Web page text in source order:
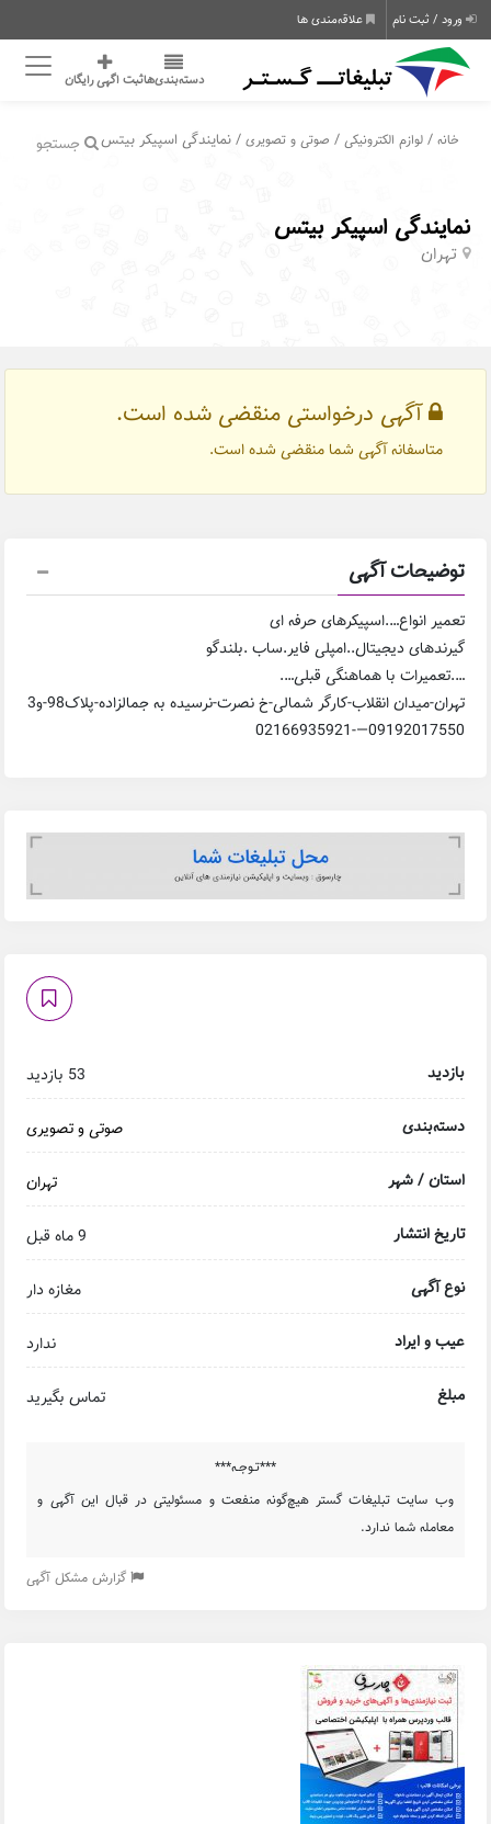
ورود / ثبت نام علاقه‌مندی ها
دسته‌بندی‌هاثبت اگهی رایگان
جستجو خانه /لوازم الکترونیکی / صوتی و تصویری / نمایندگی اسپیکر بیتس
نمایندگی اسپیکر بیتس
تهران
آگهی درخواستی منقضی شده است.
متاسفانه آگهی شما منقضی شده است.
توضیحات آگهی
تعمیر انواع….اسپیکرهای حرفه ای
گیرندهای دیجیتال..امپلی فایر.ساب .بلندگو
….‌‌تعمیرات با هماهنگی قبلی….
تهران-میدان انقلاب-کارگر شمالی-خ نصرت-نرسیده به جمالزاده-پلاک98-و3
09192017550—-02166935921
بازدید 53 بازدید
دسته‌بندی صوتی و تصویری
استان / شهر تهران
تاریخ انتشار 9 ماه قبل
نوع آگهی مغازه دار
عیب و ایراد ندارد
مبلغ تماس بگیرید
***تـوجـه***
وب سایت تبلیغات گستر هیچ‌گونه منفعت و مسئولیتی در قبال این آگهی و
معامله شما ندارد.
گزارش مشکل آگهی